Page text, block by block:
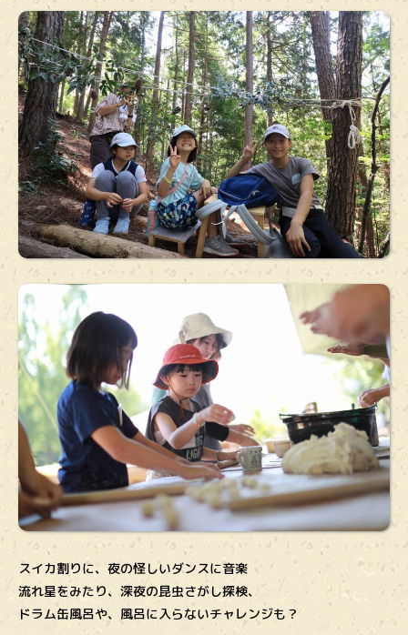
スイカ割りに、夜の怪しいダンスに音楽
流れ星をみたり、深夜の昆虫さがし探検、
ドラム缶風呂や、風呂に入らないチャレンジも？